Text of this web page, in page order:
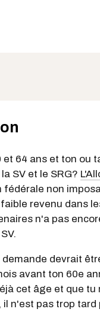
et 64 ans et ton ou
SV et le SRG?
fédérale non
revenu dans
n'a pas
devrait
avant ton 60e
cet âge et que tu
il n'est pas trop tard